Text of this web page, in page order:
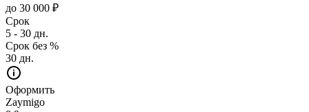
до 30 000 ₽
Срок
5 - 30 дн.
Срок без %
30 дн.
Оформить
Zaymigo